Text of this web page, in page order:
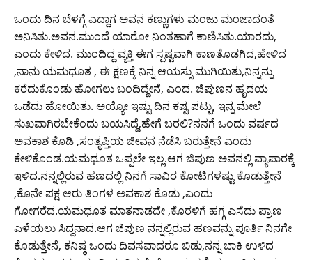
ಒಂದು ದಿನ ಬೆಳಗ್ಗೆ ಎದ್ದಾಗ ಅವನ ಕಣ್ಣುಗಳು ಮಂಜು ಮಂಜಾದಂತೆ
ಅನಿಸಿತು.ಅವನ.ಮುಂದೆ ಯಾರೋ ನಿಂತಹಾಗೆ ಕಾಣಿಸಿತು.ಯಾರದು,
ಎಂದು ಕೇಳಿದ. ಮುಂದಿದ್ದ ವ್ಯಕ್ತಿ ಈಗ ಸ್ಪಷ್ಟವಾಗಿ ಕಾಣತೊಡಗಿದ,ಹೇಳಿದ
,ನಾನು ಯಮಧೂತ , ಈ ಕ್ಷಣಕ್ಕೆ ನಿನ್ನ ಆಯಸ್ಸು ಮುಗಿಯಿತು,ನಿನ್ನನ್ನು
ಕರೆದುಕೊಂಡು ಹೋಗಲು ಬಂದಿದ್ದೇನೆ, ಎಂದ. ಜಿಪುಣನ ಹೃದಯ
ಒಡೆದು ಹೋಯಿತು. ಅಯ್ಯೋ ಇಷ್ಟು ದಿನ ಕಷ್ಟ ಪಟ್ಟು, ಇನ್ನ ಮೇಲೆ
ಸುಖವಾಗಿರಬೇಕೆಂದು ಬಯಸಿದ್ದೆ,ಹೇಗೆ ಬರಲಿ?ನನಗೆ ಒಂದು ವರ್ಷದ
ಅವಕಾಶ ಕೊಡಿ ,ಸಂತೃಪ್ತಿಯ ಜೀವನ ನೆಡೆಸಿ ಬರುತ್ತೇನೆ ಎಂದು
ಕೇಳಿಕೊಂಡ.ಯಮಧೂತ ಒಪ್ಪಲೇ ಇಲ್ಲ.ಆಗ ಜಿಪುಣ ಅವನಲ್ಲಿ ವ್ಯಾಪಾರಕ್ಕೆ
ಇಳಿದ.ನನ್ನಲ್ಲಿರುವ ಹಣದಲ್ಲಿ ನಿನಗೆ ಸಾವಿರ ಕೋಟಿಗಳಷ್ಟು ಕೊಡುತ್ತೇನೆ
,ಕೊನೇ ಪಕ್ಷ ಆರು ತಿಂಗಳ ಅವಕಾಶ ಕೊಡು ,ಎಂದು
ಗೋಗರೆದ.ಯಮಧೂತ ಮಾತನಾಡದೇ ,ಕೊರಳಿಗೆ ಹಗ್ಗ ಎಸೆದು ಪ್ರಾಣ
ಎಳೆಯಲು ಸಿದ್ದನಾದ.ಆಗ ಜಿಪುಣ ನನ್ನಲ್ಲಿರುವ ಹಣವನ್ನು ಪೂರ್ತಿ ನಿನಗೇ
ಕೊಡುತ್ತೇನೆ, ಕನಿಷ್ಠ ಒಂದು ದಿವಸವಾದರೂ ಬಿಡು,ನನ್ನ ಬಾಕಿ ಉಳಿದ